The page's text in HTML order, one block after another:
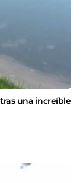
una increíble